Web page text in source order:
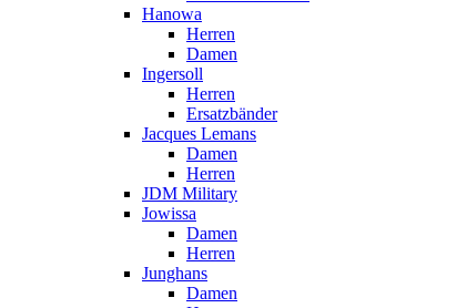
Hanowa
Herren
Damen
Ingersoll
Herren
Ersatzbänder
Jacques Lemans
Damen
Herren
JDM Military
Jowissa
Damen
Herren
Junghans
Damen